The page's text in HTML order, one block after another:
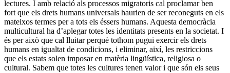
lectures. I amb relació als processos migratoris cal proclamar ben
fort que els drets humans universals haurien de ser reconeguts en els
mateixos termes per a tots els éssers humans. Aquesta democràcia
multicultural ha d’aplegar totes les identitats presents en la societat. I
és per això que cal lluitar perquè tothom pugui exercir els drets
humans en igualtat de condicions, i eliminar, així, les restriccions
que els estats solen imposar en matèria lingüística, religiosa o
cultural. Sabem que totes les cultures tenen valor i que són els seus